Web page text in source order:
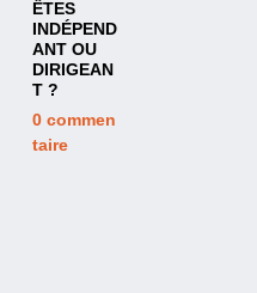
ÊTES
INDÉPEND
ANT OU
DIRIGEAN
T ?
0 commen
taire